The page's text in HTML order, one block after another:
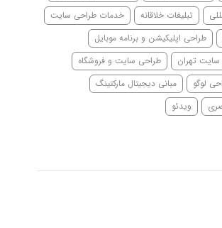
تبلیغات خلاقانه
خدمات طراحی سایت
طراحی اپلیکیشن و برنامه موبایل
تهران
طراحی سایت و فروشگاه
لوگو
مبانی دیجیتال مارکتینگ
ویدئو